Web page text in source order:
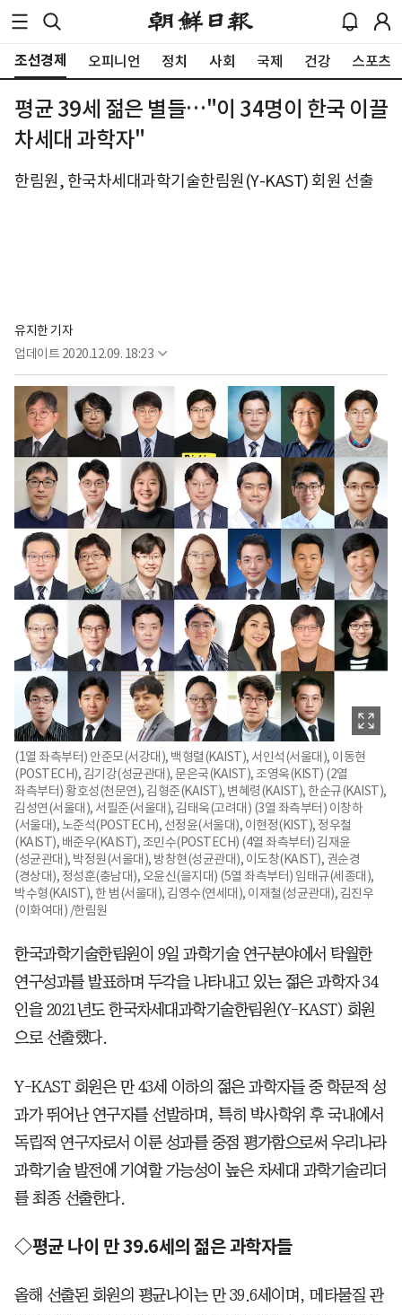
조선경제 오피니언 정치 사회 국제 건강 스포츠
평균 39세 젊은 별들…"이 34명이 한국 이끌
차세대 과학자"
한림원, 한국차세대과학기술한림원(Y-KAST) 회원 선출
유지한 기자
업데이트 2020.12.09. 18:23
(1열 좌측부터) 안준모(서강대), 백형렬(KAIST), 서인석(서울대), 이동현
(POSTECH), 김기강(성균관대), 문은국(KAIST), 조영욱(KIST) (2열
좌측부터) 황호성(천문연), 김형준(KAIST), 변혜령(KAIST), 한순규(KAIST),
김성연(서울대), 서필준(서울대), 김태욱(고려대) (3열 좌측부터) 이창하
(서울대), 노준석(POSTECH), 선정윤(서울대), 이현정(KIST), 정우철
(KAIST), 배준우(KAIST), 조민수(POSTECH) (4열 좌측부터) 김재윤
(성균관대), 박정원(서울대), 방창현(성균관대), 이도창(KAIST), 권순경
(경상대), 정성훈(충남대), 오윤신(을지대) (5열 좌측부터) 임태규(세종대),
박수형(KAIST), 한 범(서울대), 김영수(연세대), 이재철(성균관대), 김진우
(이화여대) /한림원
한국과학기술한림원이 9일 과학기술 연구분야에서 탁월한
연구성과를 발표하며 두각을 나타내고 있는 젊은 과학자 34
인을 2021년도 한국차세대과학기술한림원(Y-KAST) 회원
으로 선출했다.
Y-KAST 회원은 만 43세 이하의 젊은 과학자들 중 학문적 성
과가 뛰어난 연구자를 선발하며, 특히 박사학위 후 국내에서
독립적 연구자로서 이룬 성과를 중점 평가함으로써 우리나라
과학기술 발전에 기여할 가능성이 높은 차세대 과학기술리더
를 최종 선출한다.
◇평균 나이 만 39.6세의 젊은 과학자들
올해 선출된 회원의 평균나이는 만 39.6세이며, 메타물질 관